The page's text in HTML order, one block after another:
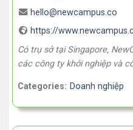
hello@newcampus.co
https://
Có trụ sở tại Singapore,
các công ty khởi nghiệp và
Categories: Doanh nghiệp